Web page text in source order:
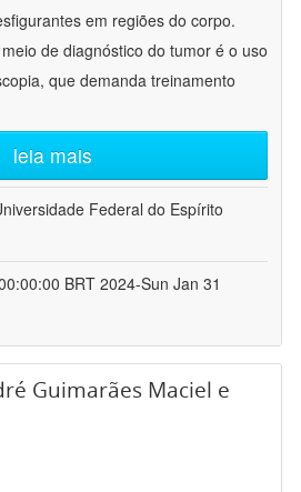
em regiões do corpo.
de diagnóstico do tumor é o uso
que demanda treinamento
leia mais
Federal do Espírito
BRT 2024-Sun Jan 31
Guimarães Maciel e